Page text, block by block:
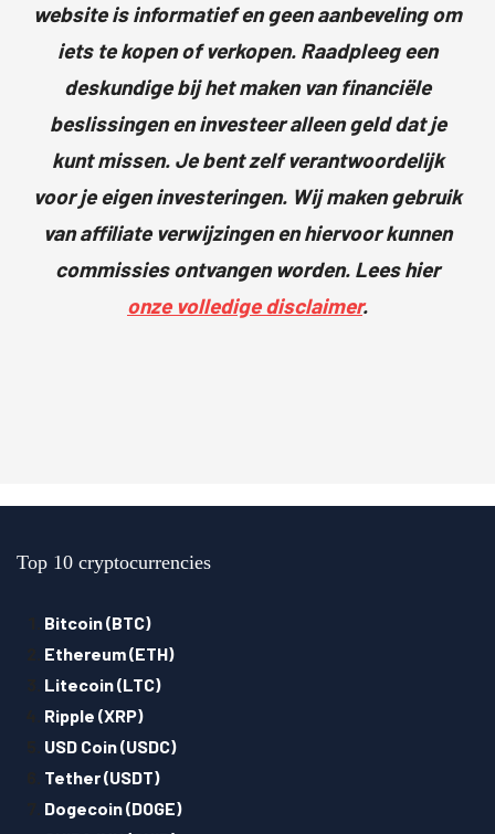
website is informatief en geen aanbeveling om
iets te kopen of verkopen. Raadpleeg een
deskundige bij het maken van financiële
beslissingen en investeer alleen geld dat je
kunt missen. Je bent zelf verantwoordelijk
voor je eigen investeringen. Wij maken gebruik
van affiliate verwijzingen en hiervoor kunnen
commissies ontvangen worden. Lees hier
onze volledige disclaimer.
Top 10 cryptocurrencies
Bitcoin (BTC)
Ethereum (ETH)
Litecoin (LTC)
Ripple (XRP)
USD Coin (USDC)
Tether (USDT)
Dogecoin (DOGE)